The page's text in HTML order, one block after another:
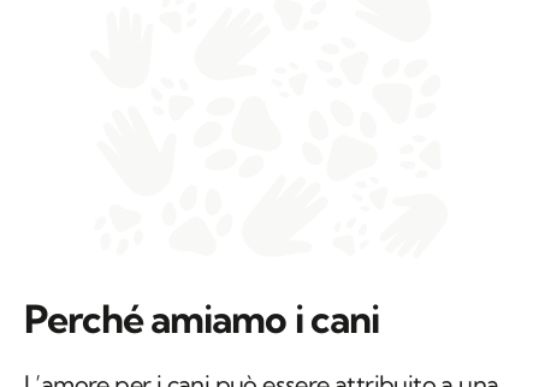
serie di fattori psicologici, evolutivi e sociali.